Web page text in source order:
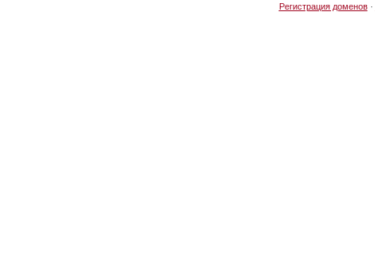
Регистрация доменов·